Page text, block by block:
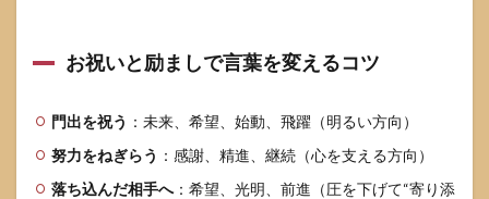
お祝いと励ましで言葉を変えるコツ
門出を祝う ：未来、希望、始動、飛躍（明るい方向）
努力をねぎらう ：感謝、精進、継続（心を支える方向）
落ち込んだ相手へ：希望、光明、前進（圧を下げて“寄り添